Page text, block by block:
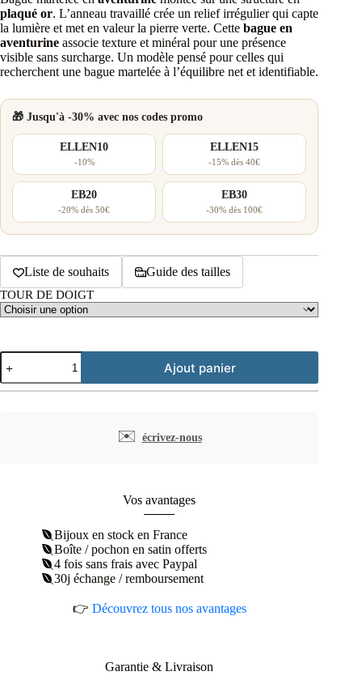
plaqué or. L’anneau travaillé crée un relief irrégulier qui capte
la lumière et met en valeur la pierre verte. Cette bague en
aventurine associe texture et minéral pour une présence
visible sans surcharge. Un modèle pensé pour celles qui
recherchent une bague martelée à l’équilibre net et identifiable.
🎁 Jusqu'à -30% avec nos codes promo
ELLEN10
-10%
ELLEN15
-15% dès 40€
EB20
-20% dès 50€
EB30
-30% dès 100€
Liste de souhaits Guide des tailles
TOUR DE DOIGT
quantité
de
Bague
Ajout panier
✉️ écrivez-nous
Vos avantages
Bijoux en stock en France
Boîte / pochon en satin offerts
4 fois sans frais avec Paypal
30j échange / remboursement
👉 Découvrez tous nos avantages
Garantie & Livraison